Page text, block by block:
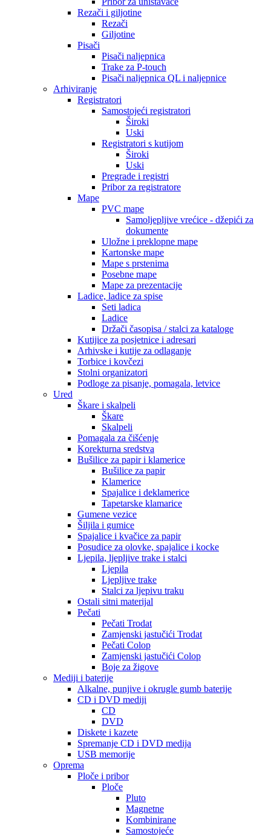
Rezači i giljotine
Rezači
Giljotine
Pisači
Pisači naljepnica
Trake za P-touch
Pisači naljepnica QL i naljepnice
Arhiviranje
Registratori
Samostojeći registratori
Široki
Uski
Registratori s kutijom
Široki
Uski
Pregrade i registri
Pribor za registratore
Mape
PVC mape
Samoljepljive vrećice - džepići za
dokumente
Uložne i preklopne mape
Kartonske mape
Mape s prstenima
Posebne mape
Mape za prezentacije
Ladice, ladice za spise
Seti ladica
Ladice
Držači časopisa / stalci za kataloge
Kutijice za posjetnice i adresari
Arhivske i kutije za odlaganje
Torbice i kovčezi
Stolni organizatori
Podloge za pisanje, pomagala, letvice
Ured
Škare i skalpeli
Škare
Skalpeli
Pomagala za čišćenje
Korekturna sredstva
Bušilice za papir i klamerice
Bušilice za papir
Klamerice
Spajalice i deklamerice
Tapetarske klamarice
Gumene vezice
Šiljila i gumice
Spajalice i kvačice za papir
Posudice za olovke, spajalice i kocke
Ljepila, ljepljive trake i stalci
Ljepila
Ljepljive trake
Stalci za ljepivu traku
Ostali sitni materijal
Pečati
Pečati Trodat
Zamjenski jastučići Trodat
Pečati Colop
Zamjenski jastučići Colop
Boje za žigove
Mediji i baterije
Alkalne, punjive i okrugle gumb baterije
CD i DVD mediji
CD
DVD
Diskete i kazete
Spremanje CD i DVD medija
USB memorije
Oprema
Ploče i pribor
Ploče
Pluto
Magnetne
Kombinirane
Samostojeće